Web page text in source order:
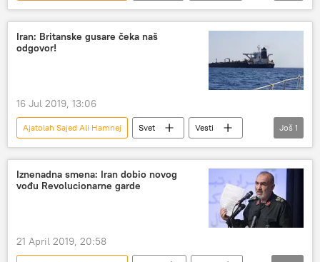
Iran
Iran: Britanske gusare čeka naš
odgovor!
16 Jul 2019, 13:06
Ajatolah Sajed Ali Hamnej Svet
Vesti
Iran
Još 1
Iznenadna smena: Iran dobio novog
vođu Revolucionarne garde
21 April 2019, 20:58